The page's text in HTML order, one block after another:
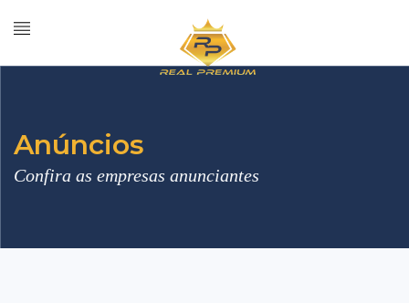
Anúncios
Confira as empresas anunciantes